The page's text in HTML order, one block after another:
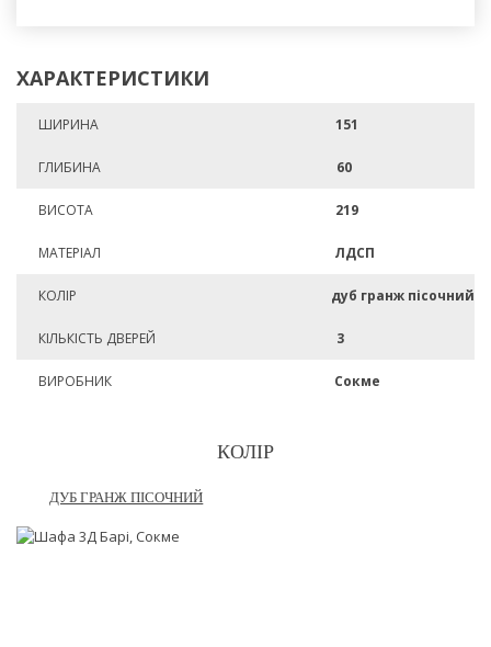
ХАРАКТЕРИСТИКИ
ШИРИНА 151
ГЛИБИНА 60
ВИСОТА 219
МАТЕРІАЛ ЛДСП
КОЛІР дуб гранж пісочний
КІЛЬКІСТЬ ДВЕРЕЙ 3
ВИРОБНИК Сокме
КОЛІР
ДУБ ГРАНЖ ПІСОЧНИЙ